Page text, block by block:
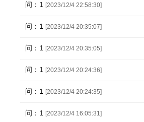
问：1 [2023/12/4 22:58:30]
问：1 [2023/12/4 20:35:07]
问：1 [2023/12/4 20:35:05]
问：1 [2023/12/4 20:24:36]
问：1 [2023/12/4 20:24:35]
问：1 [2023/12/4 16:05:31]